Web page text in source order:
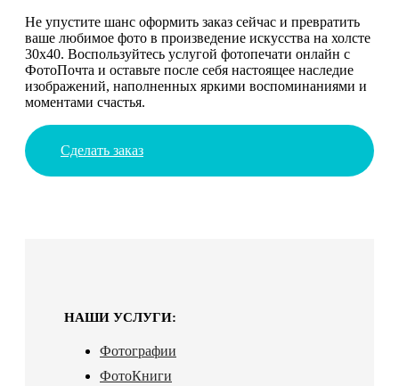
Не упустите шанс оформить заказ сейчас и превратить
ваше любимое фото в произведение искусства на холсте
30х40. Воспользуйтесь услугой фотопечати онлайн с
ФотоПочта и оставьте после себя настоящее наследие
изображений, наполненных яркими воспоминаниями и
моментами счастья.
Сделать заказ
НАШИ УСЛУГИ:
Фотографии
ФотоКниги